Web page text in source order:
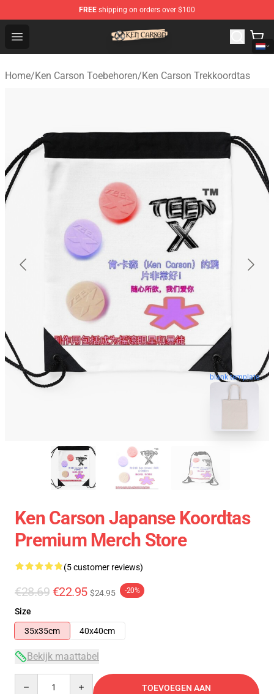
FREE shipping on orders over $100
Open menu
Ken Carson Shop - Official Ken Carson Merchandise
Home/Ken Carson Toebehoren/Ken Carson Trekkoordtas
blank template
Ken Carson Japanse Koordtas
Premium Merch Store
(5 customer reviews)
€28.69 €22.95 $24.95 -20%
Size
35x35cm
40x40cm
Bekijk maattabel
TOEVOEGEN AAN